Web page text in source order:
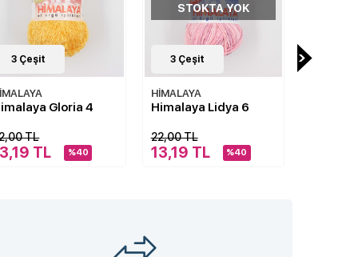
3 Çeşit
STOKTA YOK
Lidya 6
TL
TL %40
3Çeşit
STOKTA YOK
HİMALAYA
Himalaya Gloria 2
22,00 TL
13,19 TL %40